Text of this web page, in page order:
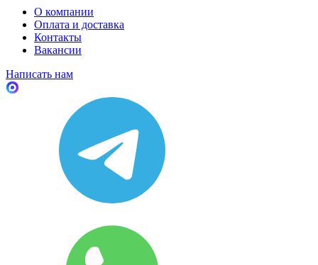
О компании
Оплата и доставка
Контакты
Вакансии
Написать нам